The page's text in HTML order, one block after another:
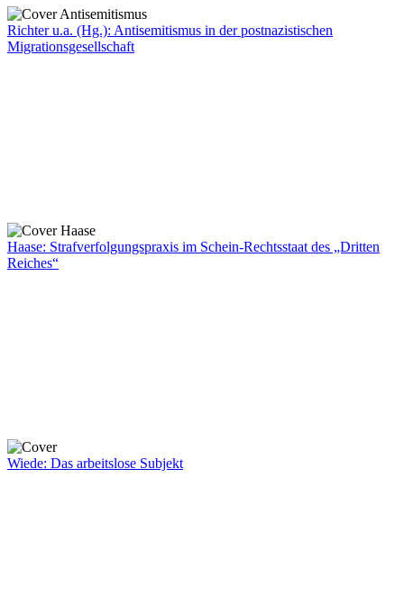
Richter u.a. (Hg.): Antisemitismus in der postnazistischen
Migrationsgesellschaft
Haase: Strafverfolgungspraxis im Schein-Rechtsstaat des „Dritten
Reiches“
Wiede: Das arbeitslose Subjekt